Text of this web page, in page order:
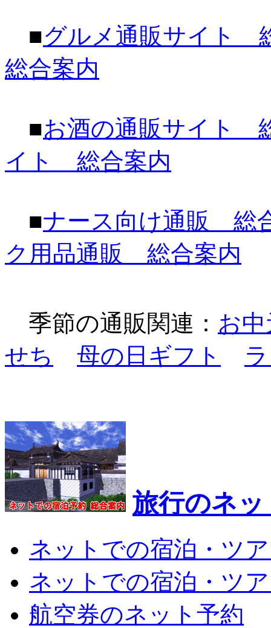
■グルメ通販サイト
総合案内
■お酒の通販サイト
イト 総合案内
■ナース向け通販 総
ク用品通販 総合案内
季節の通販関連： お
せち
母の日ギフト
旅行のネ
ネットでの宿泊・ツ
ネットでの宿泊・ツ
航空券のネット予約